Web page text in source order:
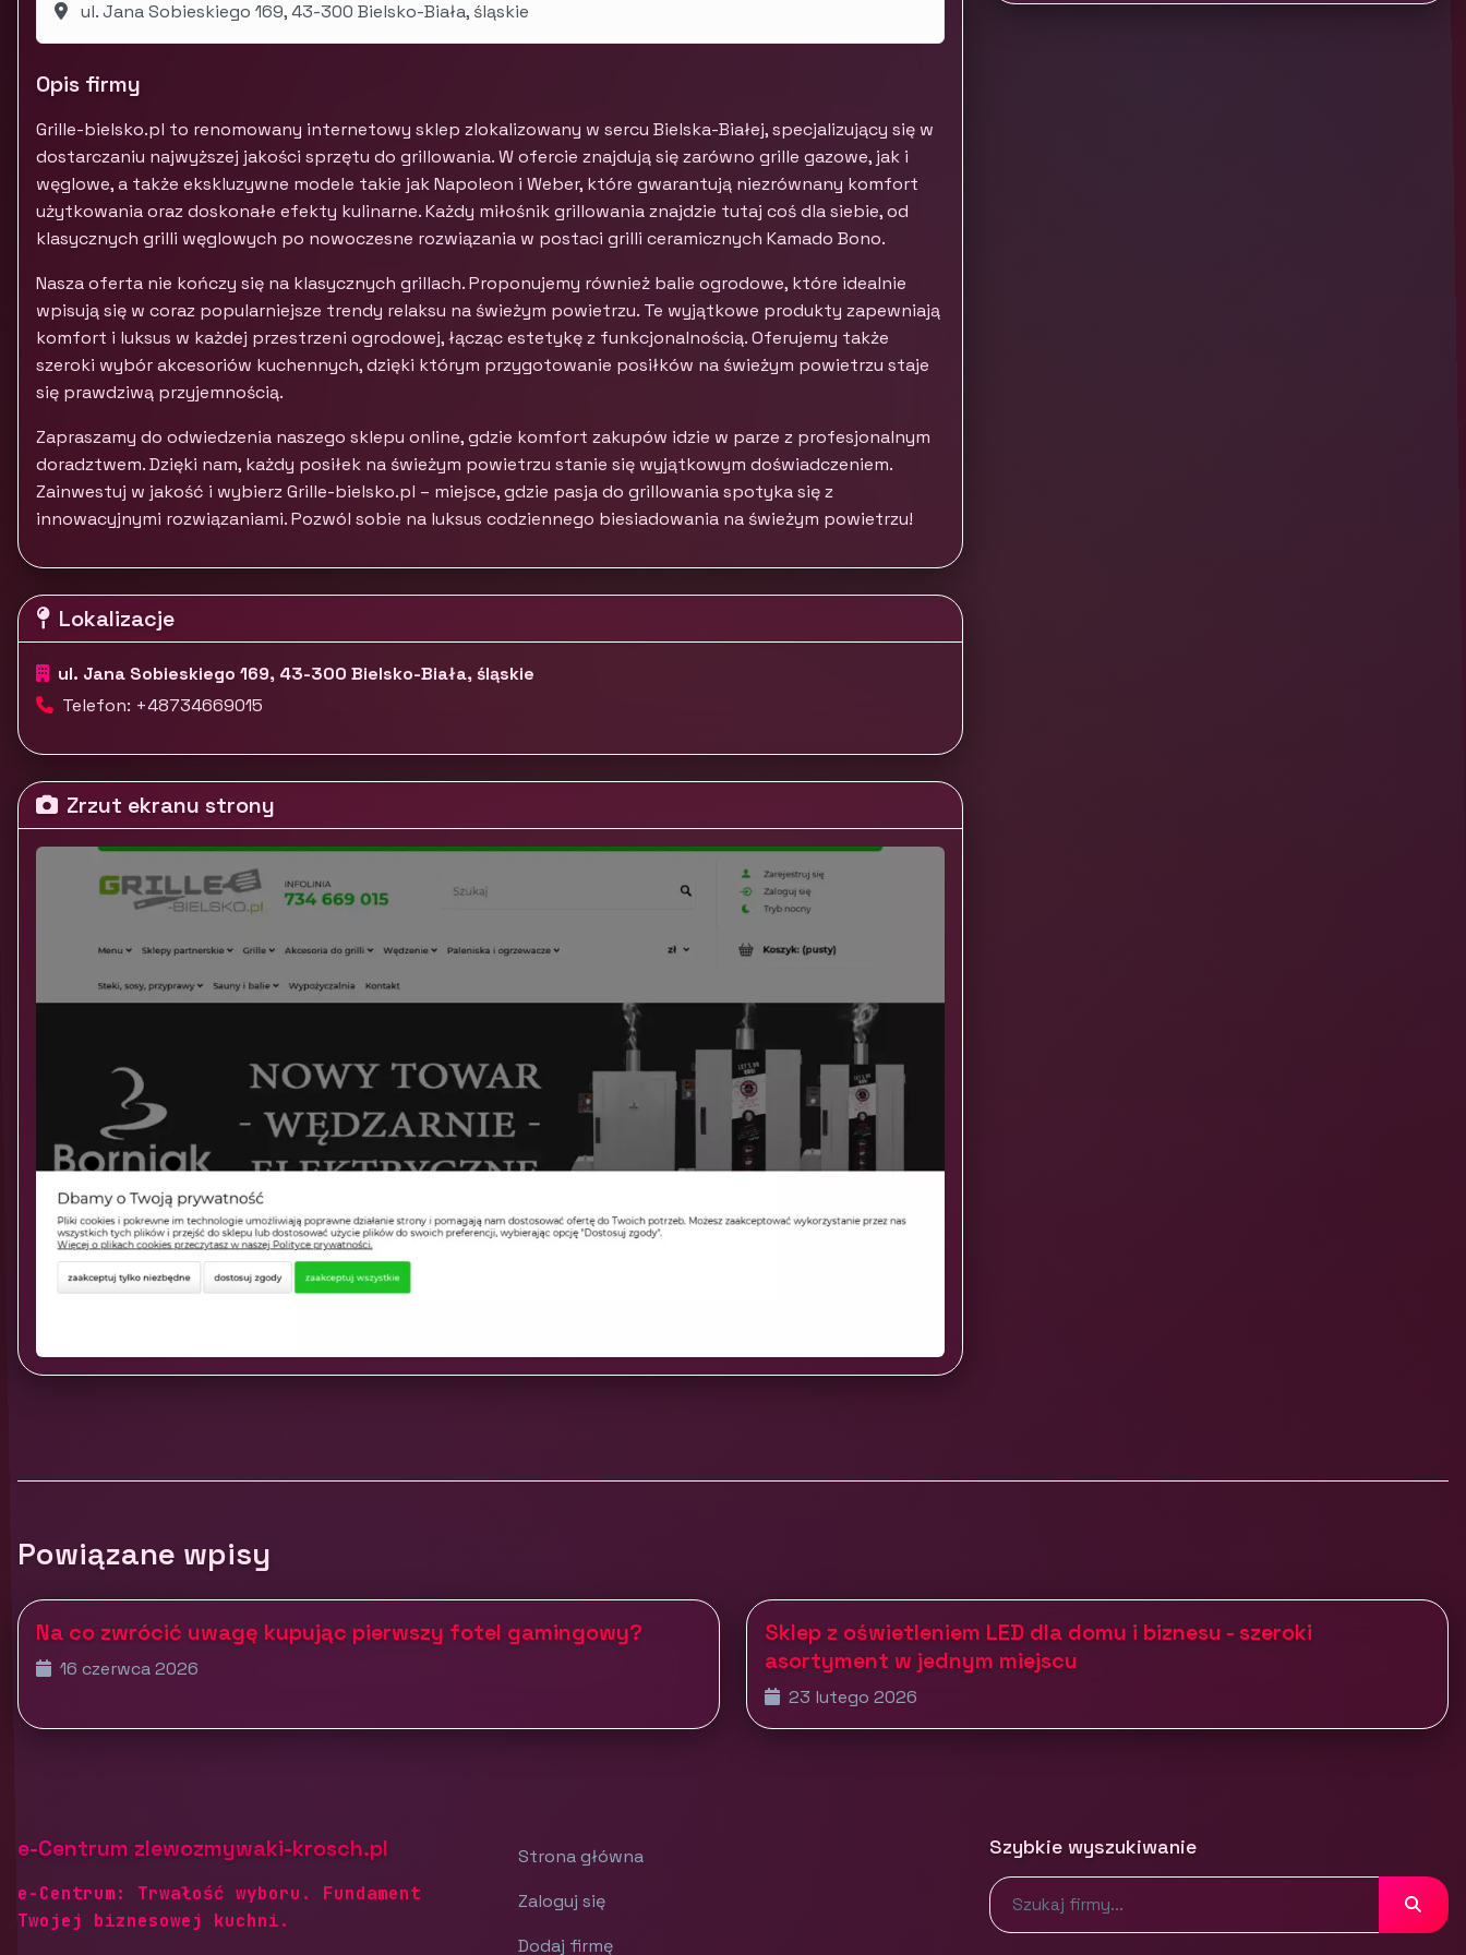
ul. Jana Sobieskiego 169, 43-300 Bielsko-Biała, śląskie
Opis firmy
Grille-bielsko.pl to renomowany internetowy sklep zlokalizowany w sercu Bielska-Białej, specjalizujący się w
dostarczaniu najwyższej jakości sprzętu do grillowania. W ofercie znajdują się zarówno grille gazowe, jak i
węglowe, a także ekskluzywne modele takie jak Napoleon i Weber, które gwarantują niezrównany komfort
użytkowania oraz doskonałe efekty kulinarne. Każdy miłośnik grillowania znajdzie tutaj coś dla siebie, od
klasycznych grilli węglowych po nowoczesne rozwiązania w postaci grilli ceramicznych Kamado Bono.
Nasza oferta nie kończy się na klasycznych grillach. Proponujemy również balie ogrodowe, które idealnie
wpisują się w coraz popularniejsze trendy relaksu na świeżym powietrzu. Te wyjątkowe produkty zapewniają
komfort i luksus w każdej przestrzeni ogrodowej, łącząc estetykę z funkcjonalnością. Oferujemy także
szeroki wybór akcesoriów kuchennych, dzięki którym przygotowanie posiłków na świeżym powietrzu staje
się prawdziwą przyjemnością.
Zapraszamy do odwiedzenia naszego sklepu online, gdzie komfort zakupów idzie w parze z profesjonalnym
doradztwem. Dzięki nam, każdy posiłek na świeżym powietrzu stanie się wyjątkowym doświadczeniem.
Zainwestuj w jakość i wybierz Grille-bielsko.pl – miejsce, gdzie pasja do grillowania spotyka się z
innowacyjnymi rozwiązaniami. Pozwól sobie na luksus codziennego biesiadowania na świeżym powietrzu!
Lokalizacje
ul. Jana Sobieskiego 169, 43-300 Bielsko-Biała, śląskie
Telefon: +48734669015
Zrzut ekranu strony
Powiązane wpisy
Na co zwrócić uwagę kupując pierwszy fotel gamingowy?
16 czerwca 2026
Sklep z oświetleniem LED dla domu i biznesu - szeroki
asortyment w jednym miejscu
23 lutego 2026
e-Centrum zlewozmywaki-krosch.pl
e-Centrum: Trwałość wyboru. Fundament
Twojej biznesowej kuchni.
Strona główna
Zaloguj się
Dodaj firmę
Szybkie wyszukiwanie